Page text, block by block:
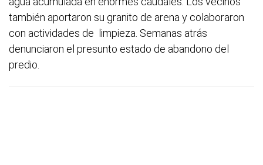
también aportaron su granito de arena y colaboraron
con actividades de limpieza. Semanas atrás
denunciaron el presunto estado de abandono del
predio.